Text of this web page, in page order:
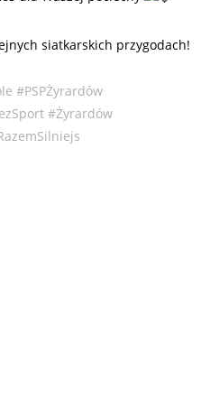
siatkarskich przygodach!
#PSPŻyrardów
#Żyrardów